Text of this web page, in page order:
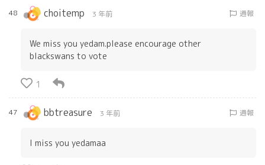
48 choitemp 3 年前 通報
We miss you yedam.please encourage other
blackswans to vote
1
47 bbtreasure 3 年前 通報
I miss you yedamaa